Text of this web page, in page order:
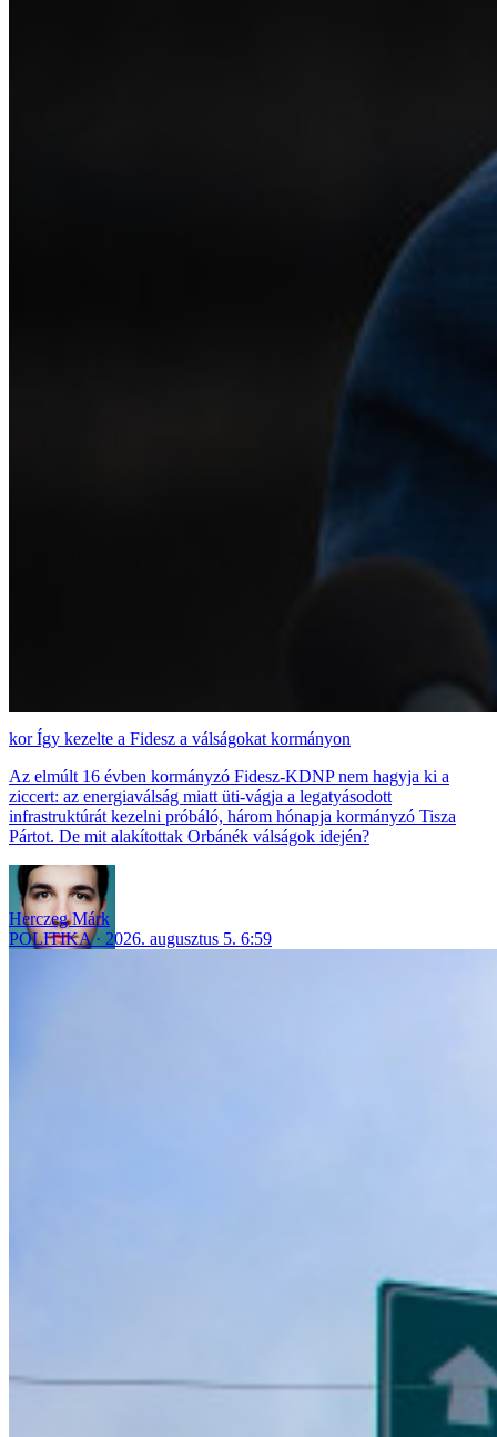
Így kezelte a Fidesz a válságokat kormányon
Az elmúlt 16 évben kormányzó Fidesz-KDNP nem hagyja ki a
ziccert: az energiaválság miatt üti-vágja a legatyásodott
infrastruktúrát kezelni próbáló, három hónapja kormányzó Tisza
Pártot. De mit alakítottak Orbánék válságok idején?
Herczeg Márk
POLITIKA
2026. augusztus 5. 6:59